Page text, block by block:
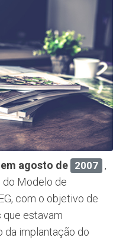
agosto de 2007 ,
do Modelo de
com o objetivo de
que estavam
da implantação do